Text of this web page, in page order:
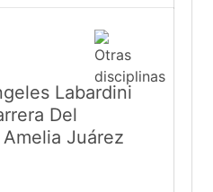
Labardini
Del
Juárez